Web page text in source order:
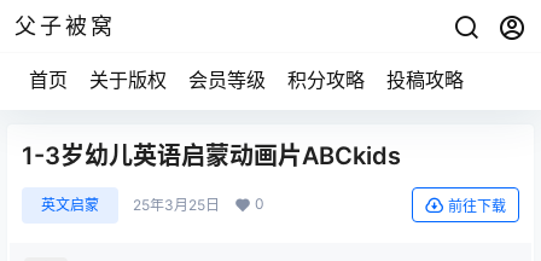
父子被窝
首页 关于版权 会员等级 积分攻略 投稿攻略
1-3岁幼儿英语启蒙动画片ABCkids
英文启蒙 25年3月25日 0 前往下载